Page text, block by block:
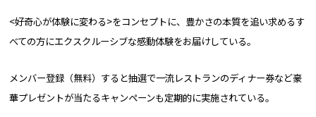
<好奇心が体験に変わる>をコンセプトに、豊かさの本質を追い求めるす
べての方にエクスクルーシブな感動体験をお届けしている。
メンバー登録（無料）すると抽選で一流レストランのディナー券など豪
華プレゼントが当たるキャンペーンも定期的に実施されている。